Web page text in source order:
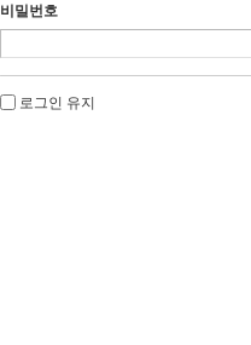
비밀번호
로그인 유지